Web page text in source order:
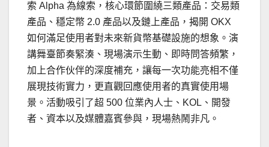
索 Alpha 為線索，核心環節圍繞三類產品：交易類
產品、穩定幣 2.0 產品以及鏈上產品，揭開 OKX
如何滿足使用者對未來新貨幣基礎設施的想象。演
講舞臺節奏緊湊、現場演示生動、即時問答頻繁，
加上合作伙伴的深度補充，讓每一次功能亮相不僅
展現技術實力，更直觀回應使用者的真實使用場
景。活動吸引了超 500 位業內人士、KOL、開發
者、資本以及媒體嘉賓參與，現場熱鬧非凡。